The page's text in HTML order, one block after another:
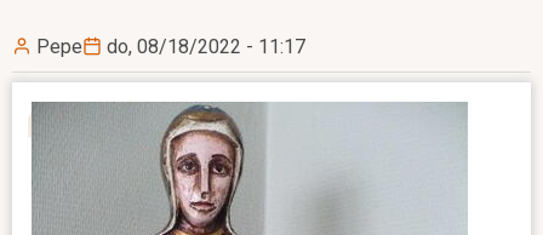
Pepe do, 08/18/2022 - 11:17